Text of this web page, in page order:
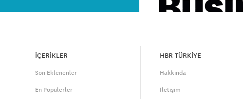
İÇERİKLER
Son Eklenenler
En Popülerler
HBR TÜRKİYE
Hakkında
İletişim